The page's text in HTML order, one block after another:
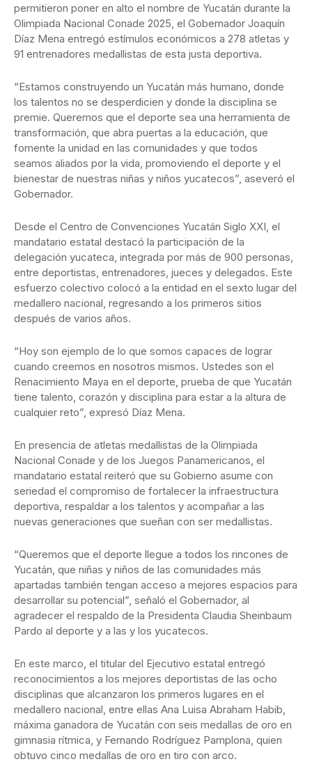
permitieron poner en alto el nombre de Yucatán durante la
Olimpiada Nacional Conade 2025, el Gobernador Joaquín
Díaz Mena entregó estímulos económicos a 278 atletas y
91 entrenadores medallistas de esta justa deportiva.
“Estamos construyendo un Yucatán más humano, donde
los talentos no se desperdicien y donde la disciplina se
premie. Queremos que el deporte sea una herramienta de
transformación, que abra puertas a la educación, que
fomente la unidad en las comunidades y que todos
seamos aliados por la vida, promoviendo el deporte y el
bienestar de nuestras niñas y niños yucatecos”, aseveró el
Gobernador.
Desde el Centro de Convenciones Yucatán Siglo XXI, el
mandatario estatal destacó la participación de la
delegación yucateca, integrada por más de 900 personas,
entre deportistas, entrenadores, jueces y delegados. Este
esfuerzo colectivo colocó a la entidad en el sexto lugar del
medallero nacional, regresando a los primeros sitios
después de varios años.
“Hoy son ejemplo de lo que somos capaces de lograr
cuando creemos en nosotros mismos. Ustedes son el
Renacimiento Maya en el deporte, prueba de que Yucatán
tiene talento, corazón y disciplina para estar a la altura de
cualquier reto”, expresó Díaz Mena.
En presencia de atletas medallistas de la Olimpiada
Nacional Conade y de los Juegos Panamericanos, el
mandatario estatal reiteró que su Gobierno asume con
seriedad el compromiso de fortalecer la infraestructura
deportiva, respaldar a los talentos y acompañar a las
nuevas generaciones que sueñan con ser medallistas.
“Queremos que el deporte llegue a todos los rincones de
Yucatán, que niñas y niños de las comunidades más
apartadas también tengan acceso a mejores espacios para
desarrollar su potencial”, señaló el Gobernador, al
agradecer el respaldo de la Presidenta Claudia Sheinbaum
Pardo al deporte y a las y los yucatecos.
En este marco, el titular del Ejecutivo estatal entregó
reconocimientos a los mejores deportistas de las ocho
disciplinas que alcanzaron los primeros lugares en el
medallero nacional, entre ellas Ana Luisa Abraham Habib,
máxima ganadora de Yucatán con seis medallas de oro en
gimnasia rítmica, y Fernando Rodríguez Pamplona, quien
obtuvo cinco medallas de oro en tiro con arco.